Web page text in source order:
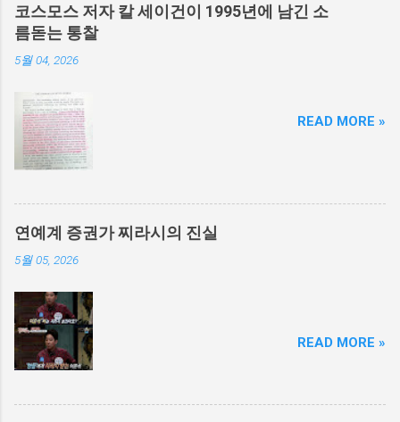
코스모스 저자 칼 세이건이 1995년에 남긴 소
름돋는 통찰
5월 04, 2026
READ MORE »
연예계 증권가 찌라시의 진실
5월 05, 2026
READ MORE »